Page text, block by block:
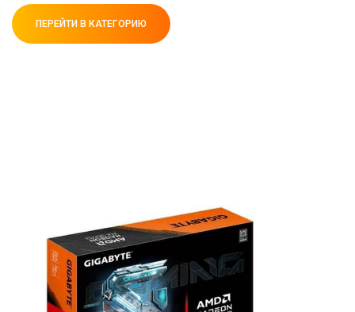
ПЕРЕЙТИ В КАТЕГОРИЮ